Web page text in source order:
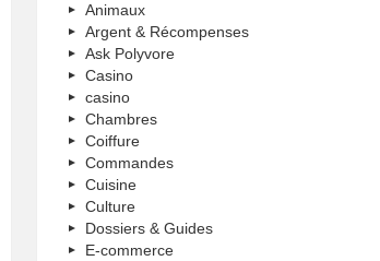
Animaux
Argent & Récompenses
Ask Polyvore
Casino
casino
Chambres
Coiffure
Commandes
Cuisine
Culture
Dossiers & Guides
E-commerce